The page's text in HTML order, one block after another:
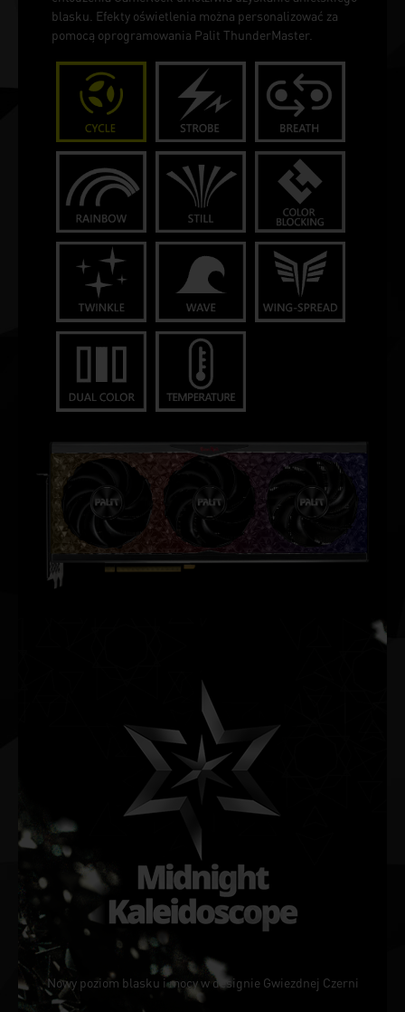
blasku. Efekty oświetlenia można personalizować za
pomocą oprogramowania Palit ThunderMaster.
Nowy poziom blasku i mocy w designie Gwiezdnej Czerni